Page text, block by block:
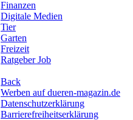
Finanzen
Digitale Medien
Tier
Garten
Freizeit
Ratgeber Job
Back
Werben auf dueren-magazin.de
Datenschutzerklärung
Barrierefreiheitserklärung